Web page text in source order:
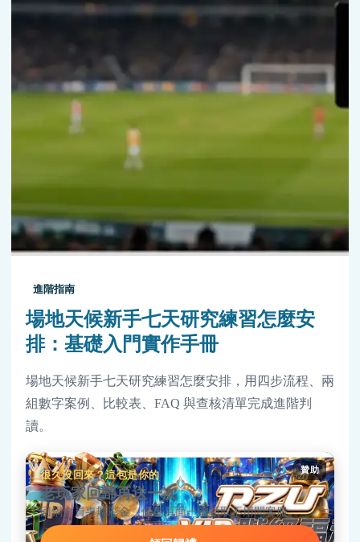
進階指南
場地天候新手七天研究練習怎麼安
排：基礎入門實作手冊
場地天候新手七天研究練習怎麼安排，用四步流程、兩
組數字案例、比較表、FAQ 與查核清單完成進階判
讀。
贊助
很久沒回來？這包是你的
老玩家回歸再送一次
回鍋會員專屬彩金，優惠頁面一鍵領取不用問客服。